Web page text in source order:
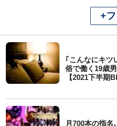
+
｢こんなにキツ
俗で働く19歳
【2021下半期
月700本の指